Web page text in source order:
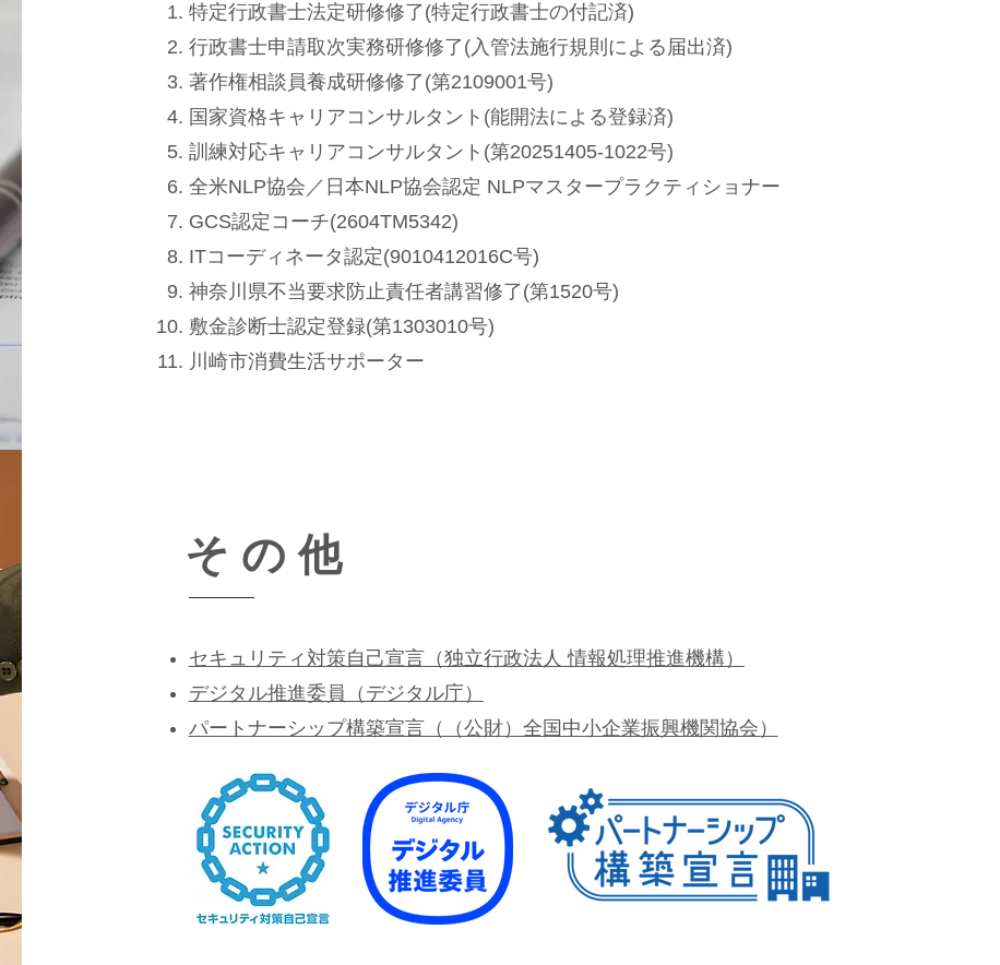
特定行政書士法定研修修了(特定行政書士の付記済)
行政書士申請取次実務研修修了(入管法施行規則による届出済)
著作権相談員養成研修修了(第2109001号)
国家資格キャリアコンサルタント(能開法による登録済)
訓練対応キャリアコンサルタント(第20251405-1022号)
全米NLP協会／日本NLP協会認定 NLPマスタープラクティショナー
GCS認定コーチ(2604TM5342)
ITコーディネータ認定(9010412016C号)
神奈川県不当要求防止責任者講習修了(第1520号)
敷金診断士認定登録(第1303010号)
​​川崎市消費生活サポーター
そ の 他
セキュリティ対策自己宣言（独立行政法人 情報処理推進機構）
デジタル推進委員（デジタル庁）
パートナーシップ構築宣言（（公財）全国中小企業振興機関協会）